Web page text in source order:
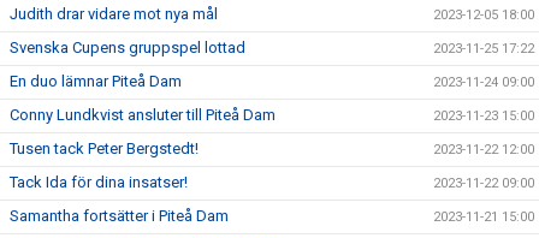
Judith drar vidare mot nya mål 2023-12-05 18:00
Svenska Cupens gruppspel lottad 2023-11-25 17:22
En duo lämnar Piteå Dam 2023-11-24 09:00
Conny Lundkvist ansluter till Piteå Dam 2023-11-23 15:00
Tusen tack Peter Bergstedt! 2023-11-22 12:00
Tack Ida för dina insatser! 2023-11-22 09:00
Samantha fortsätter i Piteå Dam 2023-11-21 15:00